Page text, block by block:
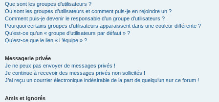
Que sont les groupes d’utilisateurs ?
Où sont les groupes d’utilisateurs et comment puis-je en rejoindre un ?
Comment puis-je devenir le responsable d’un groupe d’utilisateurs ?
Pourquoi certains groupes d’utilisateurs apparaissent dans une couleur différente ?
Qu’est-ce qu’un « groupe d’utilisateurs par défaut » ?
Qu’est-ce que le lien « L’équipe » ?
Messagerie privée
Je ne peux pas envoyer de messages privés !
Je continue à recevoir des messages privés non sollicités !
J’ai reçu un courrier électronique indésirable de la part de quelqu’un sur ce forum !
Amis et ignorés